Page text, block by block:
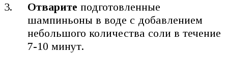
Отварите подготовленные
шампиньоны в воде с добавлением
небольшого количества соли в течение
7-10 минут.